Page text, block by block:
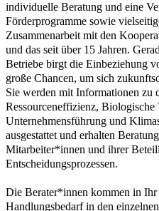
individuelle Beratung und eine
Förderprogramme sowie
Zusammenarbeit mit den
und das seit über 15 Jahren.
Betriebe birgt die Einbeziehung
große Chancen, um sich
Sie werden mit Informationen zu
Ressourceneffizienz,
Unternehmensführung und
ausgestattet und erhalten
Mitarbeiter*innen und ihrer
Entscheidungsprozessen.
Die Berater*innen kommen in
Handlungsbedarf in den